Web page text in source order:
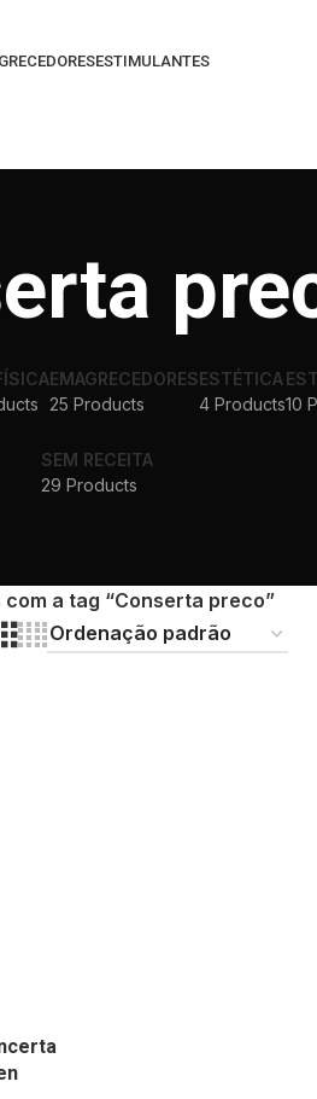
ESTIMULANTES
EMAGRECEDORES
25 Products
ESTÉTICA
4 Products10
SEM RECEITA
29 Products
a tag “Conserta preco”